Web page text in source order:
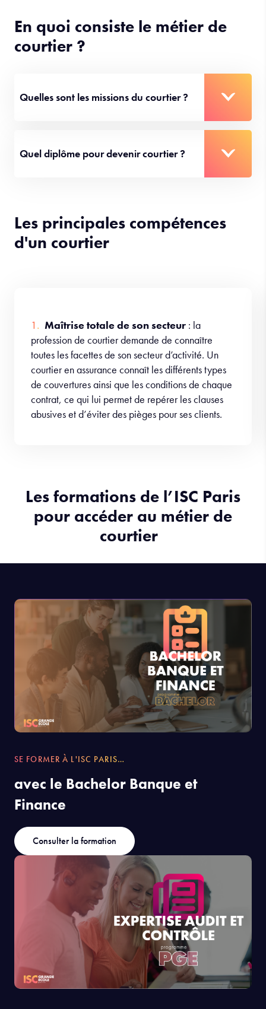
En quoi consiste le métier de
courtier ?
Quelles sont les missions du courtier ?
Quel diplôme pour devenir courtier ?
Les principales compétences
d'un courtier
Maîtrise totale de son secteur : la
profession de courtier demande de connaître
toutes les facettes de son secteur d’activité. Un
courtier en assurance connaît les différents types
de couvertures ainsi que les conditions de chaque
contrat, ce qui lui permet de repérer les clauses
abusives et d’éviter des pièges pour ses clients.
Les formations de l’ISC Paris
pour accéder au métier de
courtier
SE FORMER À L'ISC PARIS…
avec le Bachelor Banque et
Finance
Consulter la formation